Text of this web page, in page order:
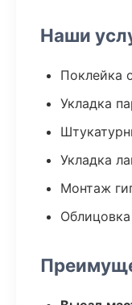
Наши
Поклейка
Укладка
Укладка
Монтаж